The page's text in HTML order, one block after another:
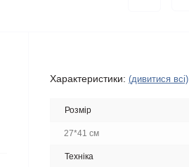
Характеристики: (дивитися всі)
Розмір
27*41 см
Техніка